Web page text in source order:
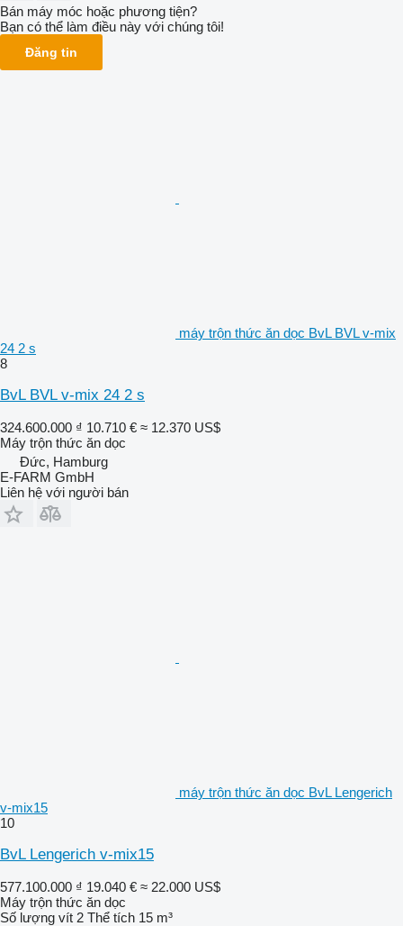
Bán máy móc hoặc phương tiện?
Bạn có thể làm điều này với chúng tôi!
Đăng tin
máy trộn thức ăn dọc BvL BVL v-mix
24 2 s
8
BvL BVL v-mix 24 2 s
324.600.000 ₫ 10.710 € ≈ 12.370 US$
Máy trộn thức ăn dọc
Đức, Hamburg
E-FARM GmbH
Liên hệ với người bán
máy trộn thức ăn dọc BvL Lengerich
v-mix15
10
BvL Lengerich v-mix15
577.100.000 ₫ 19.040 € ≈ 22.000 US$
Máy trộn thức ăn dọc
Số lượng vít 2 Thể tích 15 m³